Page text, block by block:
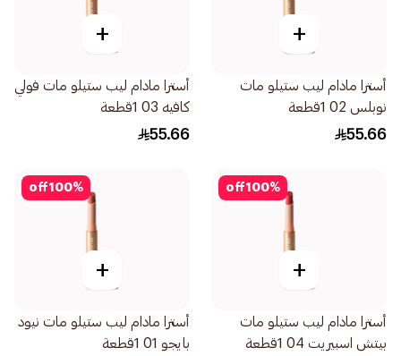
+
أسترا مادام ليب ستيلو مات
نوبلس 02 1قطعة
55.66
+
أسترا مادام ليب ستيلو مات فولي
كافيه 03 1قطعة
55.66
100%
off
+
أسترا مادام ليب ستيلو مات
بيتش اسبيريت 04 1قطعة
100%
off
+
أسترا مادام ليب ستيلو مات نيود
بايجو 01 1قطعة